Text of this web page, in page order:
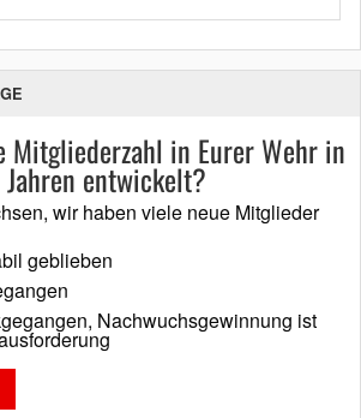
Mitgliederzahl in Eurer Wehr in
entwickelt?
wir haben viele neue Mitglieder
geblieben
Nachwuchsgewinnung ist